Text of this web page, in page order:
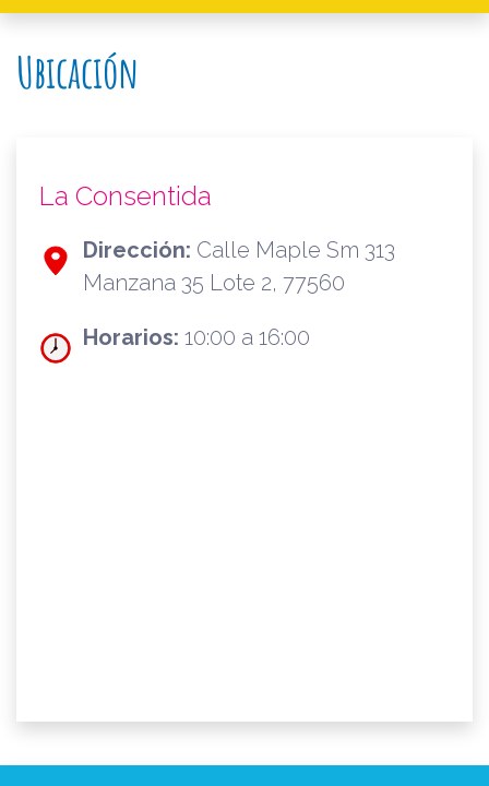
Ubicación
La Consentida
Dirección: Calle Maple Sm 313
Manzana 35 Lote 2, 77560
Horarios: 10:00 a 16:00